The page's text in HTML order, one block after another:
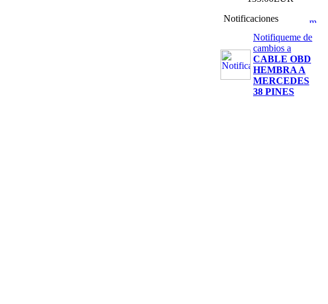
2.0L ECOBOOST
---------
Notificaciones
Notifiqueme de
cambios a
CABLE OBD
HEMBRA A
MERCEDES
38 PINES